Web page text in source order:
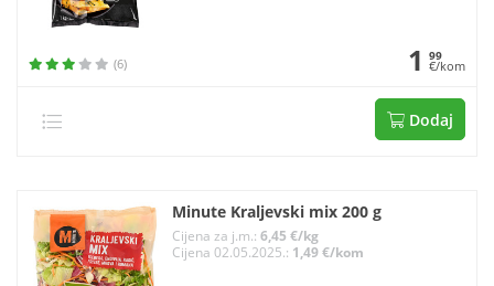
(6) 1 99
€/kom
Dodaj
Minute Kraljevski mix 200 g
Cijena za j.m.: 6,45 €/kg
Cijena 02.05.2025.: 1,49 €/kom